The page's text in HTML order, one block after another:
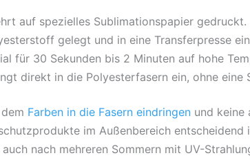
auf spezielles Sublimationspapier gedruckt.
gelegt und in eine Transferpresse
für 30 Sekunden bis 2 Minuten auf hohe
direkt in die Polyesterfasern ein, ohne eine
Farben in die Fasern eindringenund keine
im Außenbereich
nach mehreren Sommern mit UV-